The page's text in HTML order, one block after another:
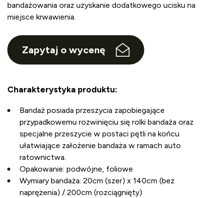
bandażowania oraz uzyskanie dodatkowego ucisku na
miejsce krwawienia.
Zapytaj o wycenę
Charakterystyka produktu:
Bandaż posiada przeszycia zapobiegające
przypadkowemu rozwinięciu się rolki bandaża oraz
specjalne przeszycie w postaci pętli na końcu
ułatwiające założenie bandaża w ramach auto
ratownictwa.
Opakowanie: podwójne, foliowe
Wymiary bandaża: 20cm (szer) x 140cm (bez
naprężenia) / 200cm (rozciągnięty)